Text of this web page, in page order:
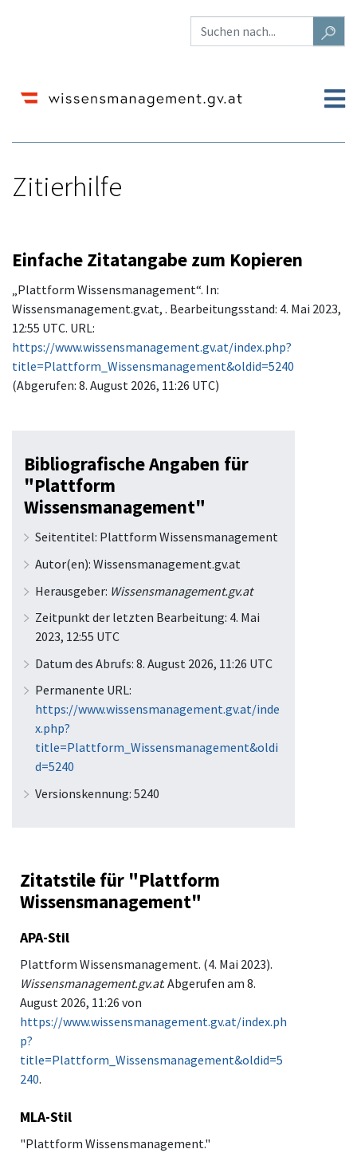
Zitierhilfe
Wechseln zu: Navigation
Einfache Zitatangabe zum Kopieren
„Plattform Wissensmanagement“. In:
Wissensmanagement.gv.at, . Bearbeitungsstand: 4. Mai 2023,
12:55 UTC. URL:
https://www.wissensmanagement.gv.at/index.php?
title=Plattform_Wissensmanagement&oldid=5240
(Abgerufen: 8. August 2026, 11:26 UTC)
Bibliografische Angaben für
"Plattform
Wissensmanagement"
Seitentitel: Plattform Wissensmanagement
Autor(en): Wissensmanagement.gv.at
Herausgeber: Wissensmanagement.gv.at
Zeitpunkt der letzten Bearbeitung: 4. Mai
2023, 12:55 UTC
Datum des Abrufs: 8. August 2026, 11:26 UTC
Permanente URL:
https://www.wissensmanagement.gv.at/inde
x.php?
title=Plattform_Wissensmanagement&oldi
d=5240
Versionskennung: 5240
Zitatstile für "Plattform
Wissensmanagement"
APA-Stil
Plattform Wissensmanagement. (4. Mai 2023).
Wissensmanagement.gv.at. Abgerufen am 8.
August 2026, 11:26 von
https://www.wissensmanagement.gv.at/index.ph
p?
title=Plattform_Wissensmanagement&oldid=5
240.
MLA-Stil
"Plattform Wissensmanagement."